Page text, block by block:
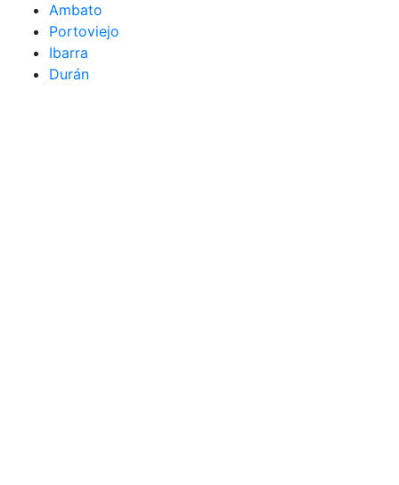
Ambato
Portoviejo
Ibarra
Durán